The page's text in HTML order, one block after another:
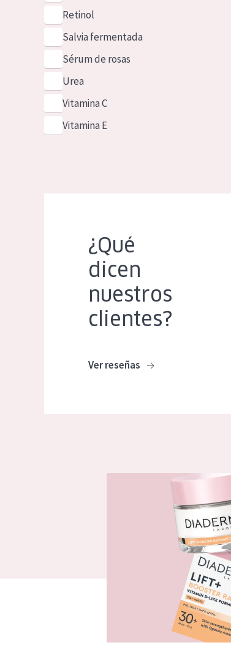
Retinol
Salvia fermentada
Sérum de rosas
Urea
Vitamina C
Vitamina E
¿Qué
dicen
nuestros
clientes?
Ver reseñas